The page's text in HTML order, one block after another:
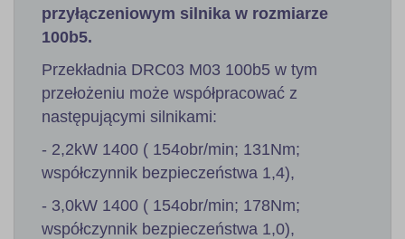
przyłączeniowym silnika w rozmiarze
100b5.
Przekładnia DRC03 M03 100b5 w tym
przełożeniu może współpracować z
następującymi silnikami:
- 2,2kW 1400 ( 154obr/min; 131Nm;
współczynnik bezpieczeństwa 1,4),
- 3,0kW 1400 ( 154obr/min; 178Nm;
współczynnik bezpieczeństwa 1,0),